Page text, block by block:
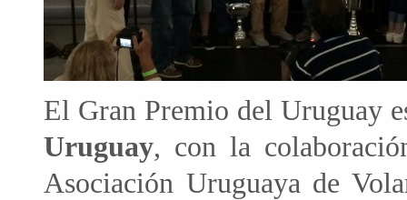
El Gran Premio del Uruguay
Uruguay, con la
Asociación Uruguaya de